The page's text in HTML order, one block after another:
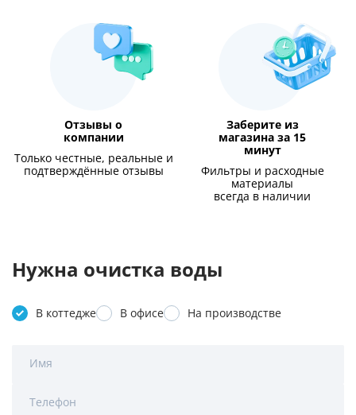
Отзывы о
компании
Только честные, реальные и
подтверждённые отзывы
Заберите из
магазина за 15
минут
Фильтры и расходные
материалы
всегда в наличии
Нужна очистка воды
В коттедже В офисе На производстве
Имя
Телефон